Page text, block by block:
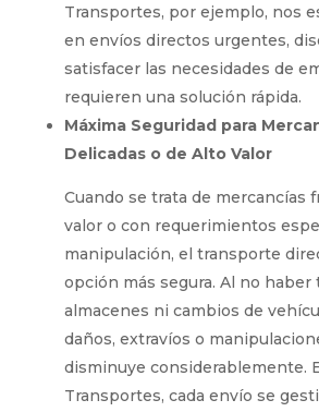
Transportes, por ejemplo, nos
en envíos directos urgentes,
satisfacer las necesidades de
requieren una solución rápida.
Máxima Seguridad para
Delicadas o de Alto Valor
Cuando se trata de mercancías
valor o con requerimientos
manipulación, el transporte
opción más segura. Al no haber
almacenes ni cambios de
daños, extravíos o
disminuye considerablemente.
Transportes, cada envío se